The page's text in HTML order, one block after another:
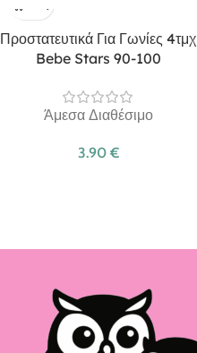
Προστατευτικά Για Γωνίες 4τμχ
Bebe Stars 90-100
Άμεσα Διαθέσιμο
3.90 €